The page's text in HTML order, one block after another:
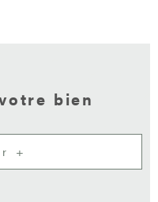
bien
+